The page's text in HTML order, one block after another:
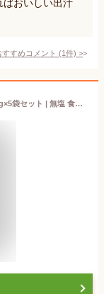
ばおいしい出汁
すめコメント (1件) >
食塩不使用 無塩 うどん 北海道小麦 100% 200g×5袋セット | 無塩 食塩無添加 減塩食品 無塩食品 減塩中の方 塩分カット うどん 生麺 健康 おすすめ ギフト贈答 無塩麺 敬老の日 敬老の日ギフト 敬老の日プレゼント 低塩